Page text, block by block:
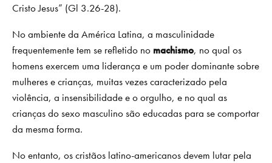
Cristo Jesus” (Gl 3.26-28).
No ambiente da América Latina, a masculinidade
frequentemente tem se refletido no machismo, no qual os
homens exercem uma liderança e um poder dominante sobre
mulheres e crianças, muitas vezes caracterizado pela
violência, a insensibilidade e o orgulho, e no qual as
crianças do sexo masculino são educadas para se comportar
da mesma forma.
No entanto, os cristãos latino-americanos devem lutar pela